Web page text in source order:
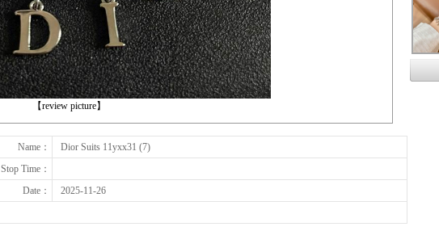
【review picture】
下一张
Name：
Dior Suits 11yxx31 (7)
Stop Time：
Date：
2025-11-26